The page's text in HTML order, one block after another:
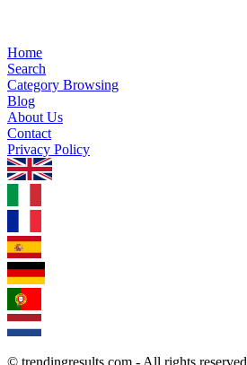
Home
Search
Category Browsing
Blog
About Us
Contact
Privacy Policy
© trendingresults.com - All rights reserved.